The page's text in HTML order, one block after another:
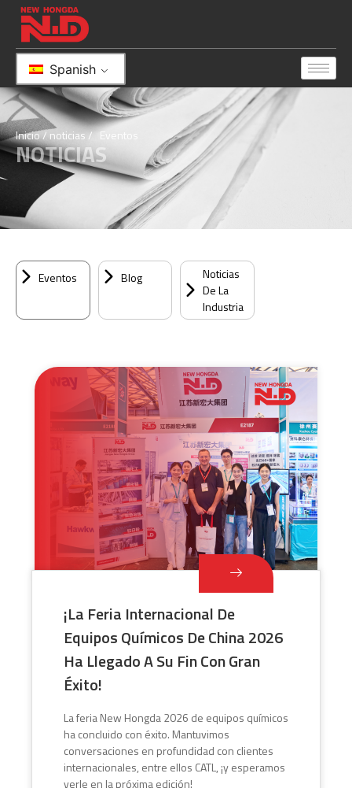
Spanish
Inicio/noticias/ Eventos
NOTICIAS
Eventos Blog
Noticias
De La
Industria
¡La Feria Internacional De
Equipos Químicos De China 2026
Ha Llegado A Su Fin Con Gran
Éxito!
La feria New Hongda 2026 de equipos químicos
ha concluido con éxito. Mantuvimos
conversaciones en profundidad con clientes
internacionales, entre ellos CATL, ¡y esperamos
verle en la próxima edición!